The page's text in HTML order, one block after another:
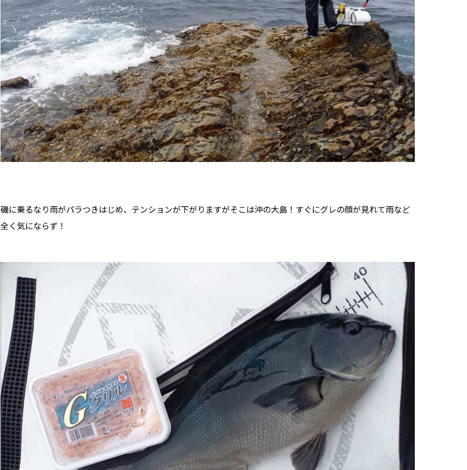
磯に乗るなり雨がパラつきはじめ、テンションが下がりますがそこは沖の大島！すぐにグレの顔が見れて雨など
全く気にならず！